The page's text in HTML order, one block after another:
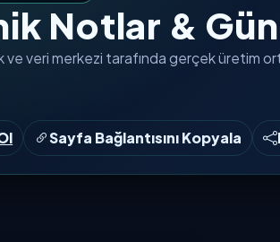
Notlar &
ve veri merkezi tarafında gerçek üretim
Sayfa Bağlantısını Kopyala